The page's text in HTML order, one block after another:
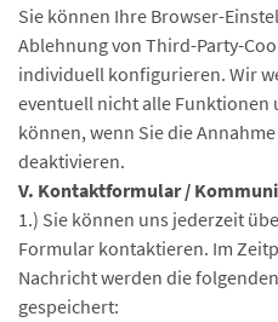
Sie können Ihre Browser-
Ablehnung von Third-Party-
individuell konfigurieren. Wir
eventuell nicht alle Funktionen
können, wenn Sie die
deaktivieren.
V. Kontaktformular /
1.) Sie können uns jederzeit
Formular kontaktieren. Im
Nachricht werden die
gespeichert: